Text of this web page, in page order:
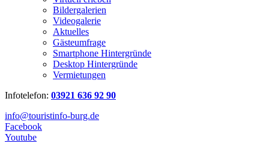
Bildergalerien
Videogalerie
Aktuelles
Gästeumfrage
Smartphone Hintergründe
Desktop Hintergründe
Vermietungen
Infotelefon: 03921 636 92 90
info@touristinfo-burg.de
Facebook
Youtube